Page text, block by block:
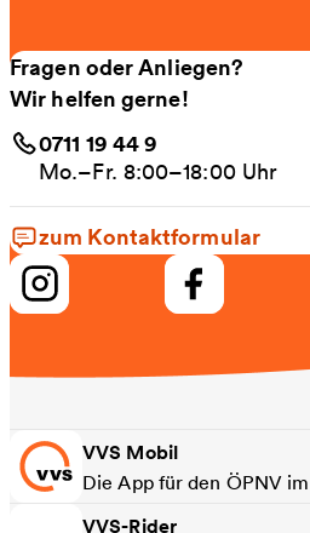
Fragen oder Anliegen?
Wir helfen gerne!
0711 19 44 9
Mo.–Fr. 8:00–18:00 Uhr
zum Kontaktformular
VVS Mobil
Die App für den ÖPNV
VVS-Rider